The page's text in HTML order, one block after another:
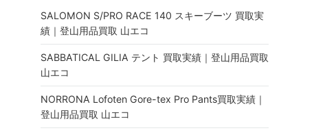
SALOMON S/PRO RACE 140 スキーブーツ 買取実
績｜登山用品買取 山エコ
SABBATICAL GILIA テント 買取実績｜登山用品買取
山エコ
NORRONA Lofoten Gore-tex Pro Pants買取実績｜
登山用品買取 山エコ